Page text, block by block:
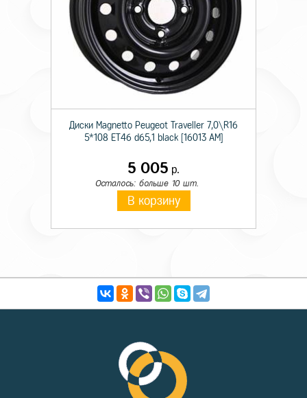
Диски Magnetto Peugeot Traveller 7,0\R16
5*108 ET46 d65,1 black [16013 AM]
5 005 р.
Осталось: больше 10 шт.
В корзину